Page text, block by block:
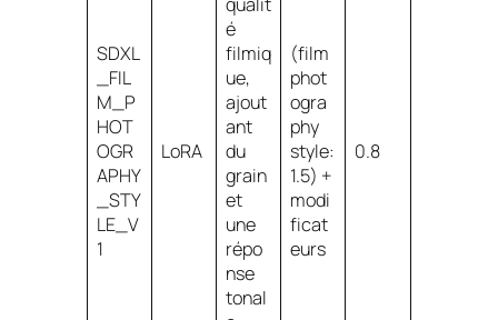
SDXL
_FIL
M_P
HOT
OGR
APHY
_STY
LE_V
1
LoRA
é
filmiq
ue,
ajout
ant
du
grain
et
une
répo
nse
tonal
(film
phot
ogra
phy
style:
1.5) +
modi
ficat
eurs
0.8